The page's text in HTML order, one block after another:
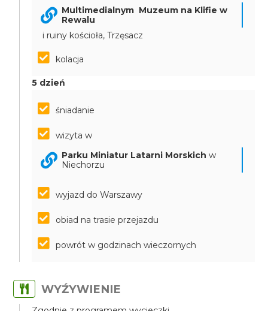
Multimedialnym Muzeum na Klifie w
Rewalu
i ruiny kościoła, Trzęsacz
kolacja
5 dzień
śniadanie
wizyta w
Parku Miniatur Latarni Morskich w
Niechorzu
wyjazd do Warszawy
obiad na trasie przejazdu
powrót w godzinach wieczornych
WYŹYWIENIE